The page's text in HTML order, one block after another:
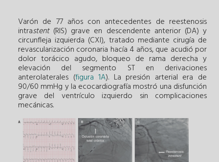
Varón de 77 años con antecedentes de reestenosis
intrastent(RIS) grave en descendente anterior (DA) y
circunfleja izquierda (CXI), tratado mediante cirugía de
revascularización coronaria hacía 4 años, que acudió por
dolor torácico agudo, bloqueo de rama derecha y
elevación del segmento ST en derivaciones
anterolaterales (figura 1A). La presión arterial era de
90/60 mmHg y la ecocardiografía mostró una disfunción
grave del ventrículo izquierdo sin complicaciones
mecánicas.